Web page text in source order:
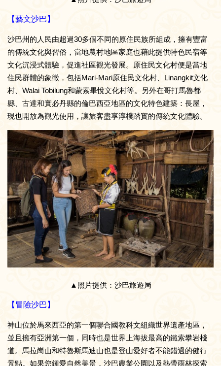
【藝文沙巴】
沙巴州的人民由超過30多個不同的原住民族所組成，擁有豐富
的傳統文化與習俗，當地農村地區家庭也藉此提供特色民宿等
文化沉浸式體驗，促進社區觀光發展。原住民文化村便是當地
住民群體的象徵，包括Mari-Mari原住民文化村、Linangkit文化
村、Walai Tobilung和蒙索畢悅文化村等。另外在哥打馬魯都
縣、古達和實必丹縣的倫巴西亞地區的文化特色建築：長屋，
現也開放為觀光使用，讓旅客盡享淳樸踏實的傳統文化體驗。
▲照片提供：沙巴旅遊局
【冒險沙巴】
神山位於馬來西亞的第一個聯合國教科文組織世界遺產地區，
並且擁有亞洲第一個，同時也是世界上海拔最高的鐵索攀岩棧
道。馬拉崗山和特魯斯馬迪山也是登山愛好者不能錯過的健行
景點。如果您鍾愛自然美景，沙巴農業公園以及熱帶雨林探索